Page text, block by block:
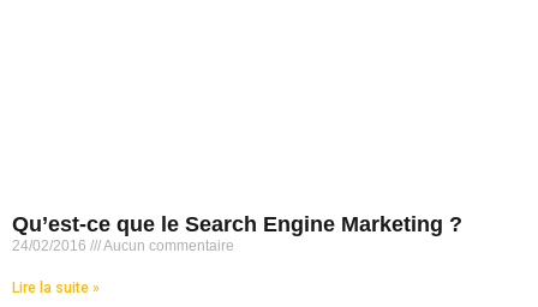
Qu’est-ce que le Search Engine Marketing ?
24/02/2016 Aucun commentaire
Lire la suite »